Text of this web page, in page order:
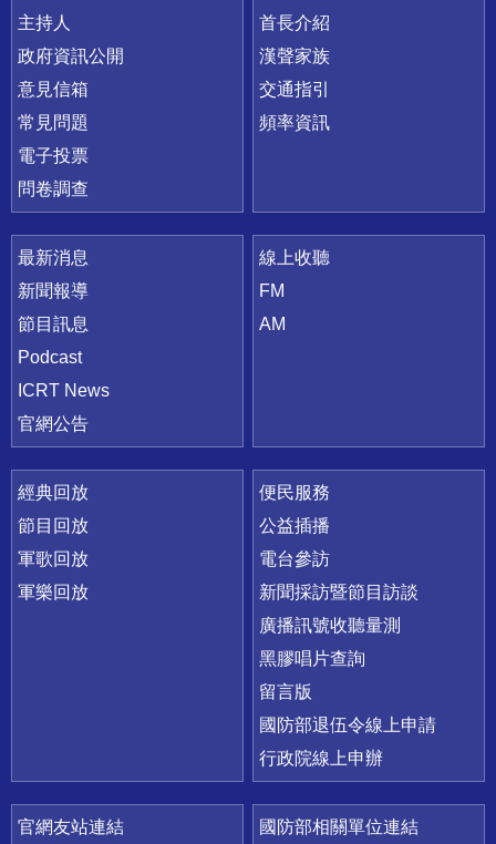
主持人
政府資訊公開
意見信箱
常見問題
電子投票
問卷調查
首長介紹
漢聲家族
交通指引
頻率資訊
最新消息
新聞報導
節目訊息
Podcast
ICRT News
官網公告
線上收聽
FM
AM
經典回放
節目回放
軍歌回放
軍樂回放
便民服務
公益插播
電台參訪
新聞採訪暨節目訪談
廣播訊號收聽量測
黑膠唱片查詢
留言版
國防部退伍令線上申請
行政院線上申辦
官網友站連結
國防部相關單位連結